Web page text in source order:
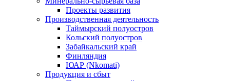
Проекты развития
Производственная деятельность
Таймырский полуостров
Кольский полуостров
Забайкальский край
Финляндия
ЮАР (Nkomati)
Продукция и сбыт